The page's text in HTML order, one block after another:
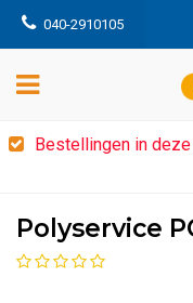
040-2910105
Bestellingen in
Polyservice